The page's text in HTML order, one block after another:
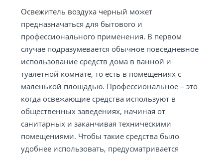
Освежитель воздуха черный может
предназначаться для бытового и
профессионального применения. В первом
случае подразумевается обычное повседневное
использование средств дома в ванной и
туалетной комнате, то есть в помещениях с
маленькой площадью. Профессиональное – это
когда освежающие средства используют в
общественных заведениях, начиная от
санитарных и заканчивая техническими
помещениями. Чтобы такие средства было
удобнее использовать, предусматривается